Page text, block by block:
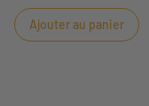
maitresse de l'armoire de
Ajouter au panier